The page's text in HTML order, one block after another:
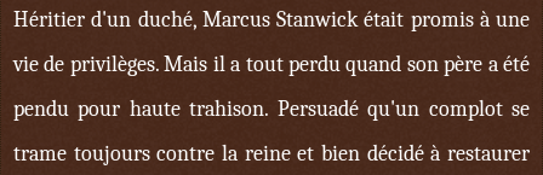
Héritier d'un duché, Marcus Stanwick était promis à une
vie de privilèges. Mais il a tout perdu quand son père a été
pendu pour haute trahison. Persuadé qu'un complot se
trame toujours contre la reine et bien décidé à restaurer